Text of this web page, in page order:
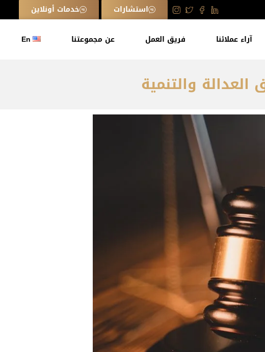
استشارات خدمات أونلاين
آراء عملائنا فريق العمل عن مجموعتنا En
والتنمية